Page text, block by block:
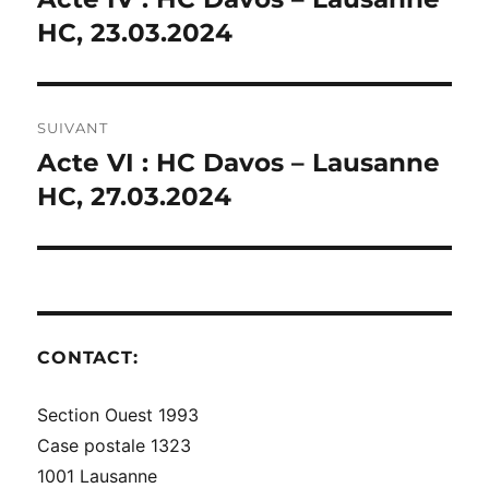
L’ARTICLE
précédente :
HC, 23.03.2024
SUIVANT
Publication
suivante :
Acte VI : HC Davos – Lausanne
HC, 27.03.2024
CONTACT:
Section Ouest 1993
Case postale 1323
1001 Lausanne